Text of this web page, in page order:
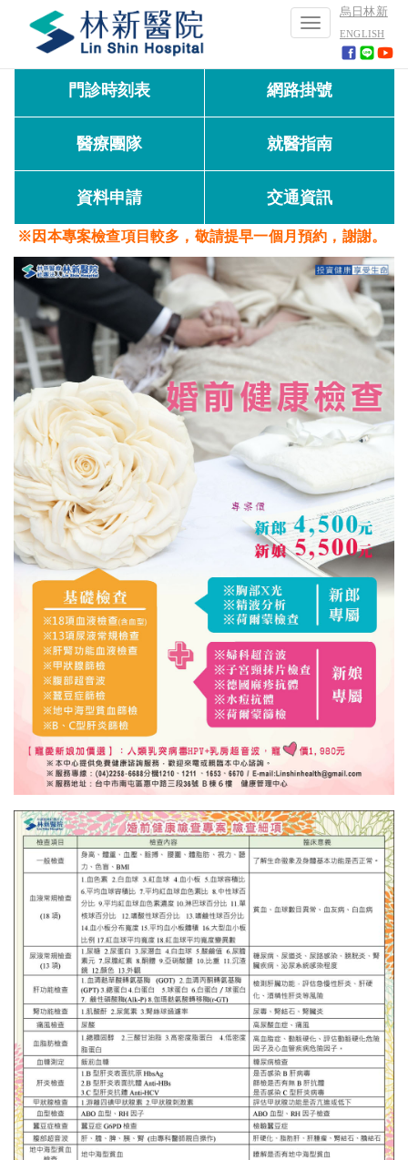
烏日林新
ENGLISH
Toggle
navigation
門診時刻表 網路掛號
醫療團隊 就醫指南
資料申請 交通資訊
※因本專案檢查項目較多，敬請提早一個月預約，謝謝。